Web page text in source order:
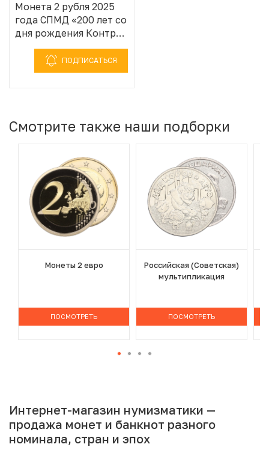
Монета 2 рубля 2025
года СПМД «200 лет со
дня рождения Контр-
адмирала Александра
Федоровича
Можайского»
ПОДПИСАТЬСЯ
Смотрите также наши подборки
Монеты 2 евро
ПОСМОТРЕТЬ
Российская (Советская)
мультипликация
ПОСМОТРЕТЬ
Интернет-магазин нумизматики —
продажа монет и банкнот разного
номинала, стран и эпох